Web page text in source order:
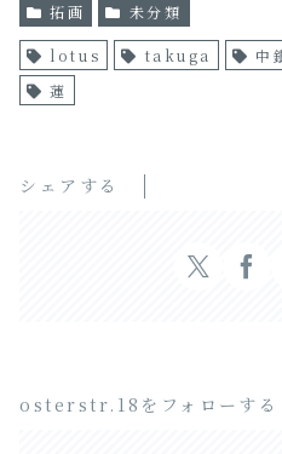
拓画 未分類
lotus takuga 中
蓮
シェアする
osterstr.18をフォローする